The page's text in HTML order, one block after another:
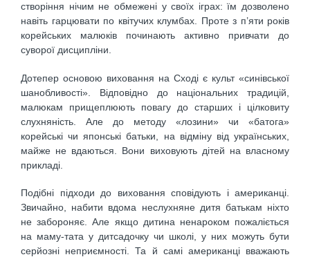
створіння нічим не обмежені у своїх іграх: їм дозволено
навіть гарцювати по квітучих клумбах. Проте з п’яти років
корейських малюків починають активно привчати до
суворої дисципліни.
Дотепер основою виховання на Сході є культ «синівської
шанобливості». Відповідно до національних традицій,
малюкам прищеплюють повагу до старших і цілковиту
слухняність. Але до методу «лозини» чи «батога»
корейські чи японські батьки, на відміну від українських,
майже не вдаються. Вони виховують дітей на власному
прикладі.
Подібні підходи до виховання сповідують і американці.
Звичайно, набити вдома неслухняне дитя батькам ніхто
не забороняє. Але якщо дитина ненароком пожаліється
на маму-тата у дитсадочку чи школі, у них можуть бути
серйозні неприємності. Та й самі американці вважають